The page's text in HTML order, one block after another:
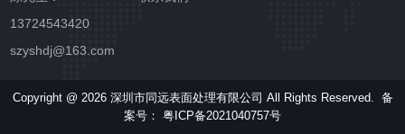
13724543420
szyshdj@163.com
Copyright @ 2026 深圳市同远表面处理有限公司 All Rights Reserved. 备
案号：
粤ICP备2021040757号